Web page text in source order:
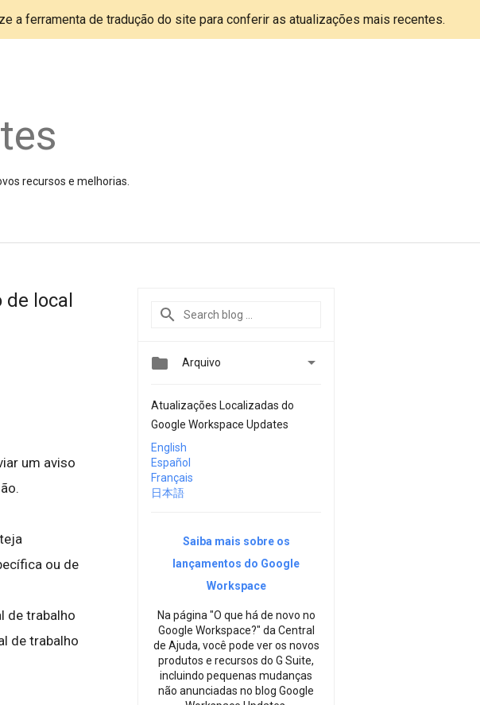
a ferramenta de tradução do site para conferir as atualizações mais recentes.
recursos e melhorias.
local
um aviso
ou de
de trabalho
de trabalho
 Arquivo 
Atualizações Localizadas do
Google Workspace Updates
English
Español
Français
日本語
Saiba mais sobre os
lançamentos do Google
Workspace
Na página "O que há de novo no
Google Workspace?" da Central
de Ajuda, você pode ver os novos
produtos e recursos do G Suite,
incluindo pequenas mudanças
não anunciadas no blog Google